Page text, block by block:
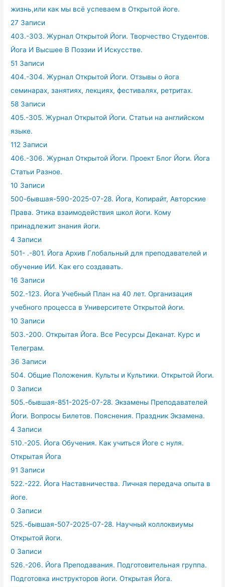
жизнь,или как мы всё успеваем в Открытой йоге.
27 Записи
403.-303. Журнал Открытой Йоги. Творчество Студентов.
Йога И Высшее В Поэзии И Искусстве.
51 Записи
404.-304. Журнал Открытой Йоги. Отзывы о йога
семинарах, занятиях, лекциях, фестивалях, ретритах.
58 Записи
405.-305. Журнал Открытой Йоги. Статьи на английском
языке.
112 Записи
406.-306. Журнал Открытой Йоги. Проект Блог Йоги. Йога
Статьи Разное.
10 Записи
500-бывшая-590-2025-07-28. Йога, Копирайт, Авторские
Права. Этика взаимодействия школ йоги. Кому
принадлежит знания йоги.
4 Записи
501- .-801. Йога Архив Глобальный для преподавателей и
обучение ИИ. Как его создавать.
16 Записи
502.-123. Йога Учебный План на 40 лет. Организация
учебного процесса в Университете Открытой йоги.
10 Записи
503.-200. Открытая Йога. Все Ресурсы Деканат. Курс и
Телеграм.
36 Записи
504. Общие Положения. Культы и Культики. Открытой Йоги.
0 Записи
505.-бывшая-851-2025-07-28. Экзамены Преподавателей
Йоги. Вопросы Билетов. Пояснения. Праздник Экзамена.
4 Записи
510.-205. Йога Обучения. Как учиться Йоге с нуля.
Открытая Йога
91 Записи
522.-222. Йога Наставничества. Личная передача опыта в
йоге.
0 Записи
525.-бывшая-507-2025-07-28. Научный коллоквиумы
Открытой йоги.
0 Записи
526.-206. Йога Преподавания. Подготовительная группа.
Подготовка инструкторов йоги. Открытая Йога.